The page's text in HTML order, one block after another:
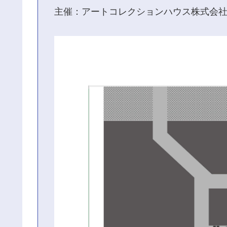
主催：アートコレクションハウス株式会